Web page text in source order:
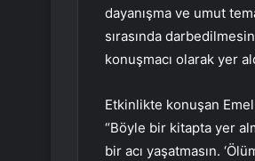
dayanışma ve umut
sırasında
konuşmacı olarak yer
Etkinlikte konuşan Emel
“Böyle bir kitapta yer
bir acı yaşatmasın.